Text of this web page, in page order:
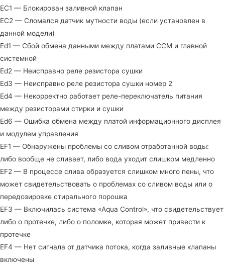
EC1 — Блокирован заливной клапан
EC2 — Сломался датчик мутности воды (если установлен в
данной модели)
Ed1 — Сбой обмена данными между платами ССМ и главной
системной
Ed2 — Неисправно реле резистора сушки
Ed3 — Неисправно реле резистора сушки номер 2
Ed4 — Некорректно работает реле-переключатель питания
между резисторами стирки и сушки
Ed6 — Ошибка обмена между платой информационного дисплея
и модулем управления
EF1 — Обнаружены проблемы со сливом отработанной воды:
либо вообще не сливает, либо вода уходит слишком медленно
EF2 — В процессе слива образуется слишком много пены, что
может свидетельствовать о проблемах со сливом воды или о
передозировке стирального порошка
EF3 — Включилась система «Aqua Control», что свидетельствует
либо о протечке, либо о поломке, которая может привести к
протечке
EF4 — Нет сигнала от датчика потока, когда заливные клапаны
включены